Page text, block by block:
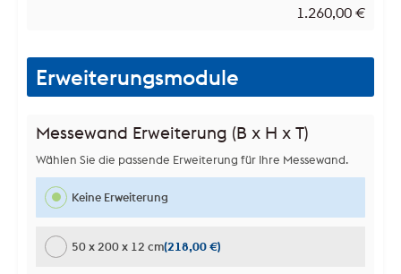
1.260,00 €
Erweiterungsmodule
Messewand Erweiterung (B x H x T)
Wählen Sie die passende Erweiterung für Ihre Messewand.
Keine Erweiterung
50 x 200 x 12 cm(218,00 €)